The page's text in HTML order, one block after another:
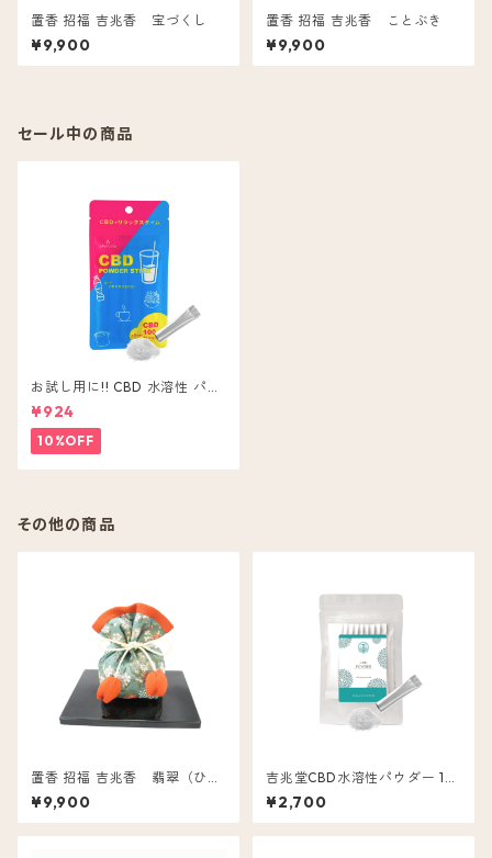
置香 招福 吉兆香 宝づくし
¥9,900
置香 招福 吉兆香 ことぶき
¥9,900
セール中の商品
お試し用に!! CBD 水溶性 パウ
ダー 5本入 CBD ( 含有量 1包 2
0mg ) 粉末 無味無色
¥924
10%OFF
その他の商品
置香 招福 吉兆香 翡翠（ひす
い）
¥9,900
吉兆堂CBD水溶性パウダー 10
包入 CBD 20mg
¥2,700